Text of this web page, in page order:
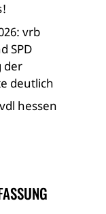
vrb
SPD
der
deutlich
hessen